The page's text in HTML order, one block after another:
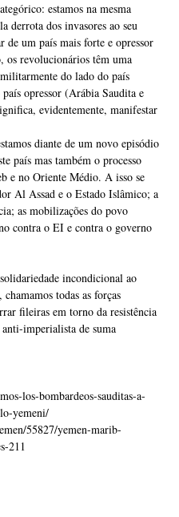
estamos na mesma
derrota dos invasores ao seu
um país mais forte e opressor
os revolucionários têm uma
do lado do país
opressor (Arábia Saudita e
evidentemente, manifestar
diante de um novo episódio
país mas também o processo
e no Oriente Médio. A isso se
Al Assad e o Estado Islâmico; a
as mobilizações do povo
contra o EI e contra o governo
incondicional ao
todas as forças
fileiras em torno da resistência
imperialista de suma
los-bombardeos-sauditas-a-
yemeni/
55827/yemen-marib-
211